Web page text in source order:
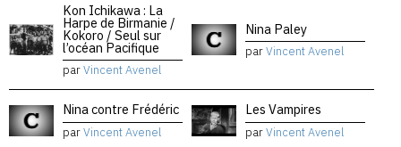
Kon Ichikawa : La
Harpe de Birmanie /
Kokoro / Seul sur
l’océan Pacifique
parVincent Avenel
Nina Paley
parVincent Avenel
Nina contre Frédéric
parVincent Avenel
Les Vampires
parVincent Avenel